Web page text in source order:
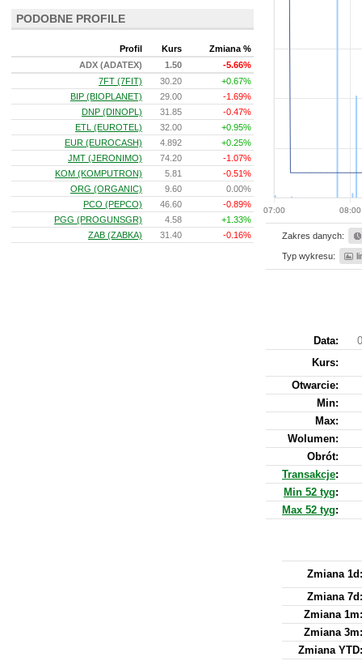
07:00 08:00
Zakres danych:
Typ wykresu:
Data:
Kurs:
Otwarcie:
Min:
Max:
Wolumen:
Obrót:
Transakcje:
Min 52 tyg:
Max 52 tyg:
Zmiana 1d:
Zmiana 7d:
Zmiana 1m:
Zmiana 3m:
Zmiana YTD:
PODOBNE PROFILE
Profil Kurs
Zmiana %
ADX (ADATEX)
1.50
-5.66%
7FT (7FIT)
30.20
+0.67%
BIP (BIOPLANET)
29.00
-1.69%
DNP (DINOPL)
31.85
-0.47%
ETL (EUROTEL)
32.00
+0.95%
EUR (EUROCASH)
4.892
+0.25%
JMT (JERONIMO)
74.20
-1.07%
KOM (KOMPUTRON)
5.81
-0.51%
ORG (ORGANIC)
9.60
0.00%
PCO (PEPCO)
46.60
-0.89%
PGG (PROGUNSGR)
4.58
+1.33%
ZAB (ZABKA)
31.40 -0.16%